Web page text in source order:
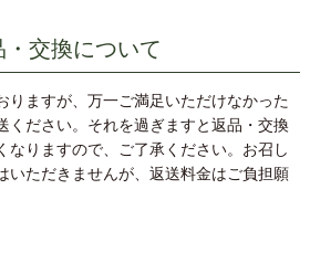
、一年販売する全てのお茶の準備が
しいお茶がご用意できました。今回
「朝露のひかり」や高級抹茶をふん
水出し煎茶」など、この夏にぴった
て頂きました。ご贈答やお得なセッ
で、是非ご用命頂けます様ご注文を
・交換について
りますが、万一ご満足いただけなかった
ください。それを過ぎますと返品・交換
なりますので、ご了承ください。お召し
いただきませんが、返送料金はご負担願